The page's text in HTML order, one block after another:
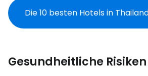
Die 10 besten Hotels in
Gesundheitliche Risiken